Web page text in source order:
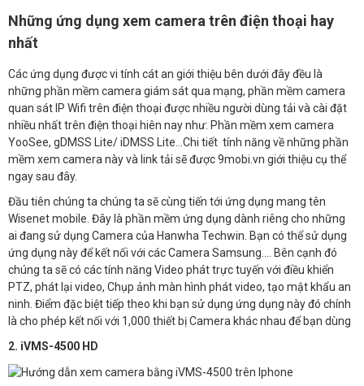
Những ứng dụng xem camera trên điện thoại hay
nhất
Các ứng dụng được vi tính cát an giới thiệu bên dưới đây đều là
những phần mềm camera giám sát qua mạng, phần mềm camera
quan sát IP Wifi trên điện thoại được nhiều người dùng tải và cài đặt
nhiều nhất trên điện thoại hiên nay như: Phần mềm xem camera
YooSee, gDMSS Lite/ iDMSS Lite…Chi tiết tính năng về những phần
mềm xem camera này và link tải sẽ được 9mobi.vn giới thiệu cụ thể
ngay sau đây.
Đầu tiên chúng ta chúng ta sẽ cùng tiến tới ứng dụng mang tên
Wisenet mobile. Đây là phần mềm ứng dụng dành riêng cho những
ai đang sử dụng Camera của Hanwha Techwin. Bạn có thể sử dụng
ứng dụng này để kết nối với các Camera Samsung…. Bên cạnh đó
chúng ta sẽ có các tính năng Video phát trực tuyến với điều khiển
PTZ, phát lại video, Chụp ảnh màn hình phát video, tạo mật khẩu an
ninh. Điểm đặc biệt tiếp theo khi bạn sử dụng ứng dụng này đó chính
là cho phép kết nối với 1,000 thiết bị Camera khác nhau để bạn dùng
2. iVMS-4500 HD